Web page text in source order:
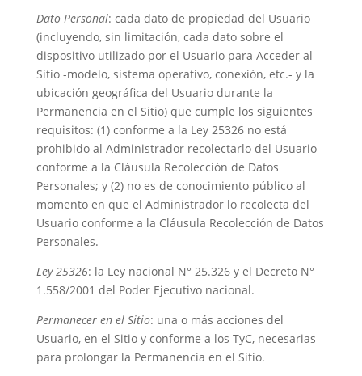
Dato Personal: cada dato de propiedad del Usuario
(incluyendo, sin limitación, cada dato sobre el
dispositivo utilizado por el Usuario para Acceder al
Sitio -modelo, sistema operativo, conexión, etc.- y la
ubicación geográfica del Usuario durante la
Permanencia en el Sitio) que cumple los siguientes
requisitos: (1) conforme a la Ley 25326 no está
prohibido al Administrador recolectarlo del Usuario
conforme a la Cláusula Recolección de Datos
Personales; y (2) no es de conocimiento público al
momento en que el Administrador lo recolecta del
Usuario conforme a la Cláusula Recolección de Datos
Personales.
Ley 25326: la Ley nacional N° 25.326 y el Decreto N°
1.558/2001 del Poder Ejecutivo nacional.
Permanecer en el Sitio: una o más acciones del
Usuario, en el Sitio y conforme a los TyC, necesarias
para prolongar la Permanencia en el Sitio.